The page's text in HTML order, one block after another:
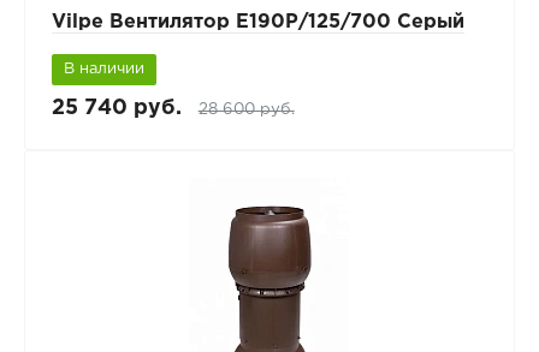
Vilpe Вентилятор Е190Р/125/700 Серый
В наличии
25 740 руб. 28 600 руб.